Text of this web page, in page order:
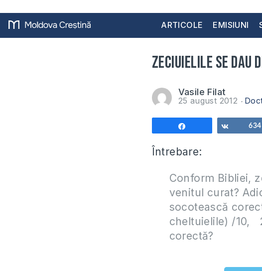
ARTICOLE EMISIUNI
Zeciuielile se
Vasile Filat
25 august 2012
Share634
Întrebare:
Conform Bibliei,
venitul curat?
socotească
cheltuielile) /10,
corectă?